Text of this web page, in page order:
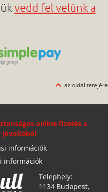
vedd fel velünk a
az oldal tetejére
online fizetés a
jóvoltából
információk
információk
Telephely:
1134 Budapest,